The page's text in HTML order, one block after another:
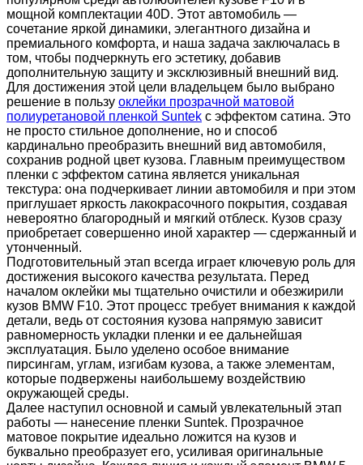
мощной комплектации 40D. Этот автомобиль —
сочетание яркой динамики, элегантного дизайна и
премиального комфорта, и наша задача заключалась в
том, чтобы подчеркнуть его эстетику, добавив
дополнительную защиту и эксклюзивный внешний вид.
Для достижения этой цели владельцем было выбрано
решение в пользу оклейки прозрачной матовой
полиуретановой пленкой Suntek с эффектом сатина. Это
не просто стильное дополнение, но и способ
кардинально преобразить внешний вид автомобиля,
сохранив родной цвет кузова. Главным преимуществом
пленки с эффектом сатина является уникальная
текстура: она подчеркивает линии автомобиля и при этом
приглушает яркость лакокрасочного покрытия, создавая
невероятно благородный и мягкий отблеск. Кузов сразу
приобретает совершенно иной характер — сдержанный и
утонченный.
Подготовительный этап всегда играет ключевую роль для
достижения высокого качества результата. Перед
началом оклейки мы тщательно очистили и обезжирили
кузов BMW F10. Этот процесс требует внимания к каждой
детали, ведь от состояния кузова напрямую зависит
равномерность укладки пленки и ее дальнейшая
эксплуатация. Было уделено особое внимание
пирсингам, углам, изгибам кузова, а также элементам,
которые подвержены наибольшему воздействию
окружающей среды.
Далее наступил основной и самый увлекательный этап
работы — нанесение пленки Suntek. Прозрачное
матовое покрытие идеально ложится на кузов и
буквально преобразует его, усиливая оригинальные